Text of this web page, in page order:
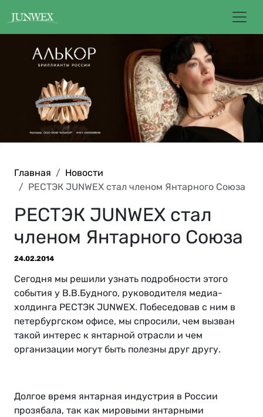
Главная
Новости
РЕСТЭК JUNWEX стал членом Янтарного Союза
РЕСТЭК JUNWEX стал
членом Янтарного Союза
24.02.2014
Сегодня мы решили узнать подробности этого
события у В.В.Будного, руководителя медиа-
холдинга РЕСТЭК JUNWEX. Побеседовав с ним в
петербургском офисе, мы спросили, чем вызван
такой интерес к янтарной отрасли и чем
организации могут быть полезны друг другу.
Долгое время янтарная индустрия в России
прозябала, так как мировыми янтарными